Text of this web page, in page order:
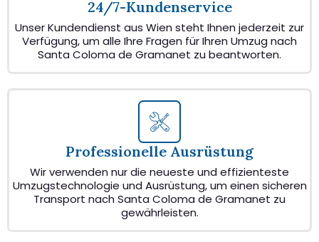
24/7-Kundenservice
Unser Kundendienst aus Wien steht Ihnen jederzeit zur
Verfügung, um alle Ihre Fragen für Ihren Umzug nach
Santa Coloma de Gramanet zu beantworten.
Professionelle Ausrüstung
Wir verwenden nur die neueste und effizienteste
Umzugstechnologie und Ausrüstung, um einen sicheren
Transport nach Santa Coloma de Gramanet zu
gewährleisten.